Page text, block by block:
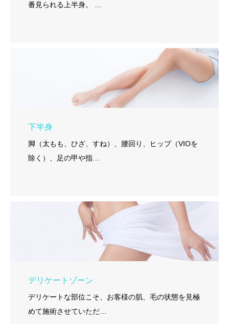
番見られる上半身。 …
下半身
脚（太もも、ひざ、すね）、腰回り、ヒップ（VIOを
除く）、足の甲や指…
デリケートゾーン
デリケートな部位こそ、お客様の肌、毛の状態を見極
めて施術させていただ…